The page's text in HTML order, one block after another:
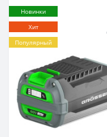
Новинки
Хит
Популярный